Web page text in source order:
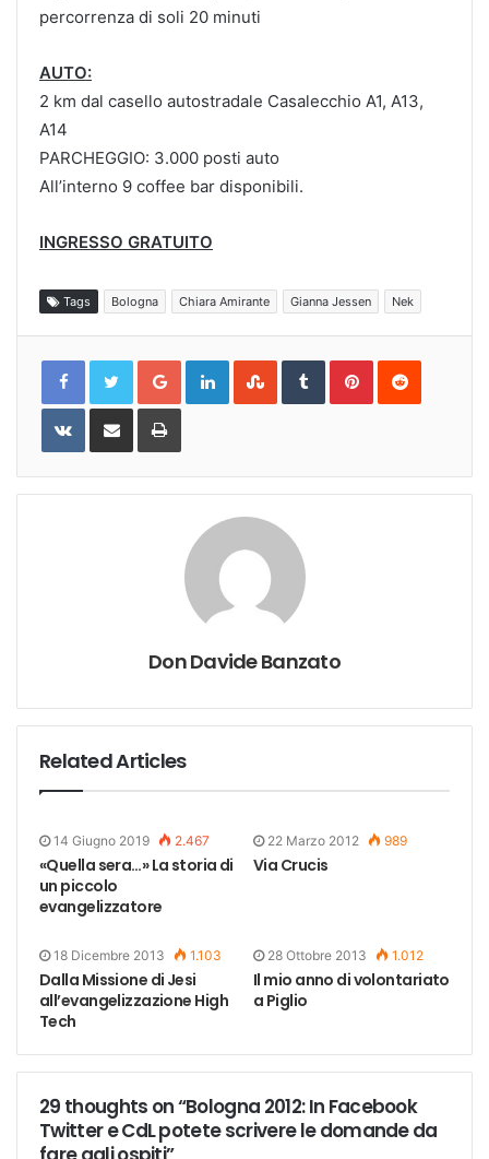
percorrenza di soli 20 minuti
AUTO:
2 km dal casello autostradale Casalecchio A1, A13,
A14
PARCHEGGIO: 3.000 posti auto
All’interno 9 coffee bar disponibili.
INGRESSO GRATUITO
Tags Bologna Chiara Amirante Gianna Jessen Nek
Google+LinkedInStumbleUpon
TumblrPinterestReddit
VKontakteShare
Email
Print
Don Davide Banzato
Related Articles
14 Giugno 2019 2.467
«Quella sera…» La storia di
un piccolo
evangelizzatore
22 Marzo 2012 989
Via Crucis
18 Dicembre 2013 1.103
Dalla Missione di Jesi
all’evangelizzazione High
Tech
28 Ottobre 2013 1.012
Il mio anno di volontariato
a Piglio
29 thoughts on “Bologna 2012: In Facebook
Twitter e CdL potete scrivere le domande da